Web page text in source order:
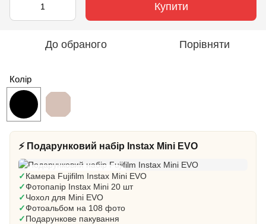
Купити
До обраного Порівняти
Колір
⚡ Подарунковий набір Instax Mini EVO
🎁 Готовий подарунок
✓Камера Fujifilm Instax Mini EVO
✓Фотопапір Instax Mini 20 шт
✓Чохол для Mini EVO
✓Фотоальбом на 108 фото
✓Подарункове пакування